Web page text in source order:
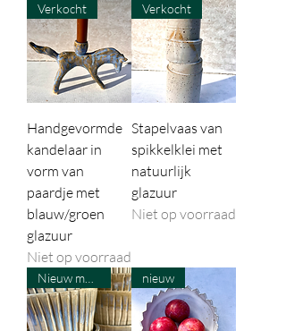
Verkocht
Handgevormde
kandelaar in
vorm van
paardje met
blauw/groen
glazuur
Niet op voorraad
Verkocht
Stapelvaas van
spikkelklei met
natuurlijk
glazuur
Niet op voorraad
nieuw